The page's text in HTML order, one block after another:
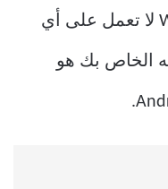
من اتصال Wi-Fi. إذا كانت Wi-Fi لا تعمل على أي
الخاص بك هو